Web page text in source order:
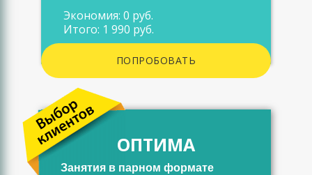
Экономия: 0 руб.
Итого: 1 990 руб.
ПОПРОБОВАТЬ
ОПТИМА
Занятия в парном формате